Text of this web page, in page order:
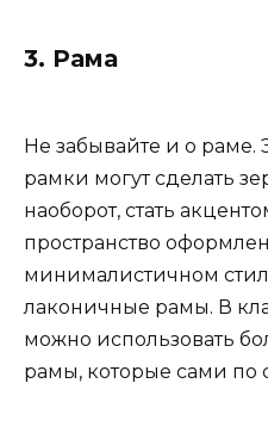
3. Рама
Не забывайте и о раме.
рамки могут сделать
наоборот, стать
пространство
минималистичном
лаконичные рамы. В
можно использовать
рамы, которые сами по